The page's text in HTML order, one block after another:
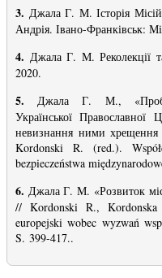
3. Джала Г. М. Історія
Андрія. Івано-Франківськ:
4. Джала Г. М. Реколекції
2020.
5.Джала Г. М.,
Української Православної
невизнання ними
Kordonski R. (red.).
bezpieczeństwa
6. Джала Г. М. «Розвиток
// Kordonski R.,
europejski wobec wyzwań
S. 399-417..